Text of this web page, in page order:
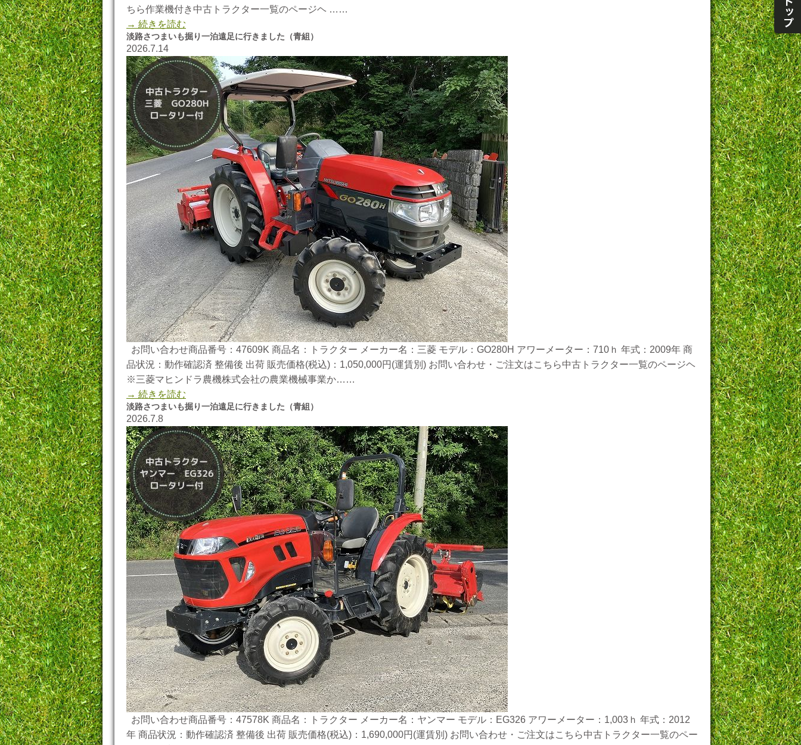
ちら作業機付き中古トラクター一覧のページヘ ……
→ 続きを読む
淡路さつまいも掘り一泊遠足に行きました（青組）
2026.7.14
お問い合わせ商品番号：47609K 商品名：トラクター メーカー名：三菱 モデル：GO280H アワーメーター：710ｈ 年式：2009年 商
品状況：動作確認済 整備後 出荷 販売価格(税込)：1,050,000円(運賃別) お問い合わせ・ご注文はこちら中古トラクター一覧のページヘ
※三菱マヒンドラ農機株式会社の農業機械事業か……
→ 続きを読む
淡路さつまいも掘り一泊遠足に行きました（青組）
2026.7.8
お問い合わせ商品番号：47578K 商品名：トラクター メーカー名：ヤンマー モデル：EG326 アワーメーター：1,003ｈ 年式：2012
年 商品状況：動作確認済 整備後 出荷 販売価格(税込)：1,690,000円(運賃別) お問い合わせ・ご注文はこちら中古トラクター一覧のペー